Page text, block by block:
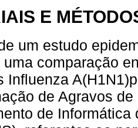
E
um estudo
uma comparação
Influenza
de Agravos
de